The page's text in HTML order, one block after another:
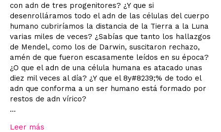
con adn de tres progenitores? ¿Y que si
desenrolláramos todo el adn de las células del cuerpo
humano cubriríamos la distancia de la Tierra a la Luna
varias miles de veces? ¿Sabías que tanto los hallazgos
de Mendel, como los de Darwin, suscitaron rechazo,
amén de que fueron escasamente leídos en su época?
¿O que el adn de una célula humana es atacado unas
diez mil veces al día? ¿Y que el 8y#8239;% de todo el
adn que conforma a un ser humano está formado por
restos de adn vírico?
...
Leer más